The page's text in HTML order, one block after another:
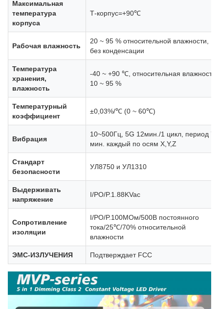
Максимальная
температура
корпуса
Т-корпус=+90℃
Рабочая влажность
20 ~ 95 % относительной влажности,
без конденсации
Температура
хранения,
влажность
-40 ~ +90 ℃, относительная влажность
10 ~ 95 %
Температурный
коэффициент
±0,03%/℃ (0 ~ 60℃)
Вибрация
10~500Гц, 5G 12мин./1 цикл, период 72
мин. каждый по осям X,Y,Z
Стандарт
безопасности
УЛ8750 и УЛ1310
Выдерживать
напряжение
I/PO/P.1.88KVac
Сопротивление
изоляции
I/PO/P.100МОм/500В постоянного
тока/25℃/70% относительной
влажности
ЭМС-ИЗЛУЧЕНИЯ Подтверждает FCC